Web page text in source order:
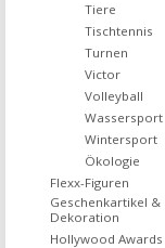
Tiere
Tischtennis
Turnen
Victor
Volleyball
Wassersport
Wintersport
Ökologie
Flexx-Figuren
Geschenkartikel &
Dekoration
Hollywood Awards